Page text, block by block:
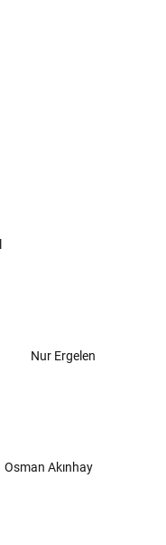
Nur Ergelen
Osman Akınhay